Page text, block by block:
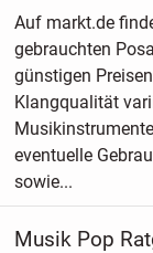
Auf markt.de
gebrauchten
günstigen
Klangqualität
eventuelle
sowie...
Musik Pop